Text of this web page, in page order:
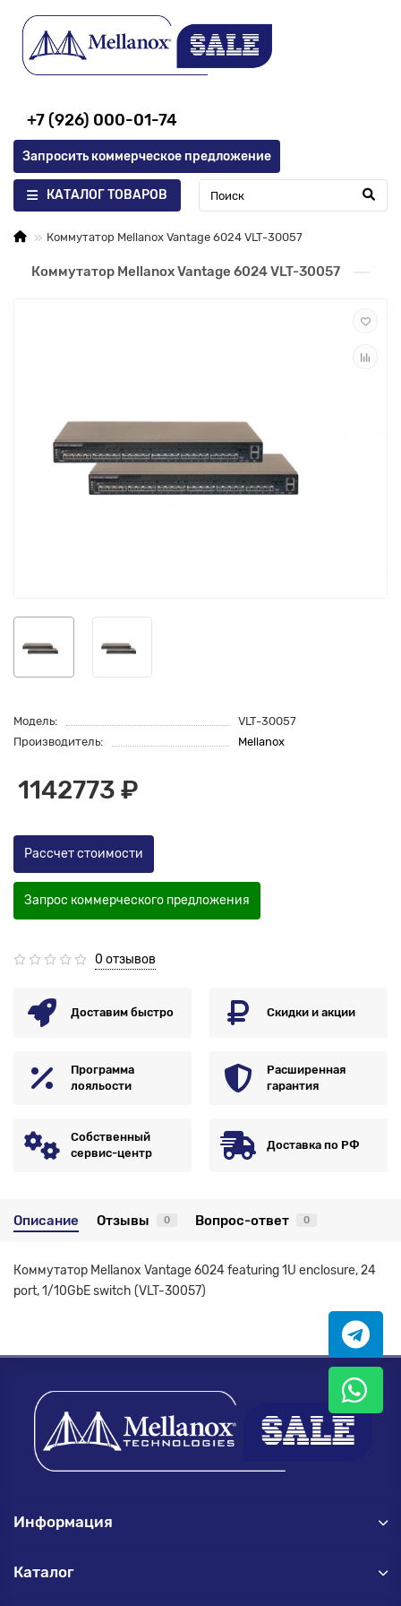
+7 (926) 000-01-74
Запросить коммерческое предложение
КАТАЛОГ ТОВАРОВ
Коммутатор Mellanox Vantage 6024 VLT-30057
Коммутатор Mellanox Vantage 6024 VLT-30057
Модель:
VLT-30057
Производитель:
Mellanox
1142773 ₽
Рассчет стоимости
Запрос коммерческого предложения
0 отзывов
Доставим быстро Скидки и акции
Программа
лояльости
Расширенная
гарантия
Собственный
сервис-центр
Доставка по РФ
Описание Отзывы 0 Вопрос-ответ 0
Коммутатор Mellanox Vantage 6024 featuring 1U enclosure, 24
port, 1/10GbE switch (VLT-30057)
Информация
Каталог